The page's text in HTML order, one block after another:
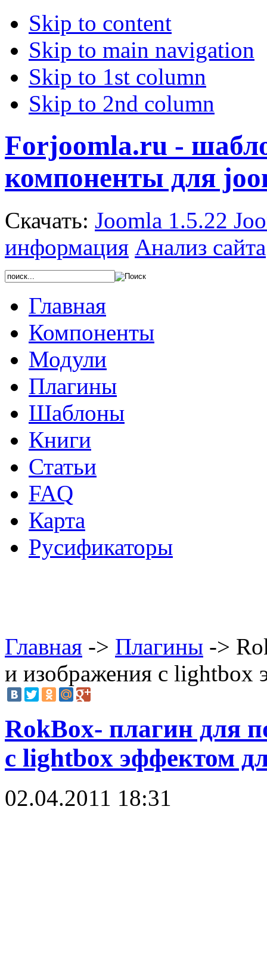
Skip to content
Skip to main navigation
Skip to 1st column
Skip to 2nd column
Forjoomla.ru -
компоненты для
Скачать: Joomla 1.5.22
информация Анализ сайта
Главная
Компоненты
Модули
Плагины
Шаблоны
Книги
Статьи
FAQ
Карта
Русификаторы
Главная -> Плагины ->
и изображения с lightbox
RokBox- плагин для
с lightbox эффектом
02.04.2011 18:31